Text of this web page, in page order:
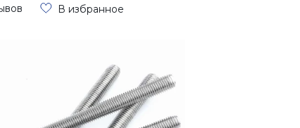
В избранное